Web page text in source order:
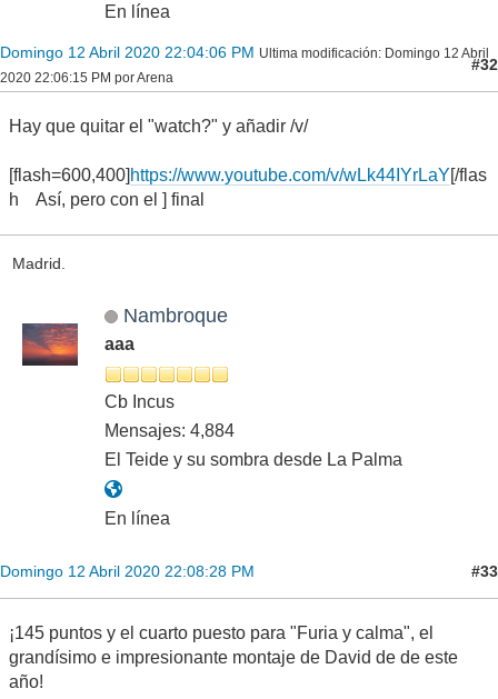
En línea
Domingo 12 Abril 2020 22:04:06 PM Ultima modificación: Domingo 12 Abril
2020 22:06:15 PM por Arena
#32
Hay que quitar el "watch?" y añadir /v/
[flash=600,400] https://www.youtube.com/v/wLk44IYrLaY[/flas
h Así, pero con el ] final
Madrid.
Nambroque
aaa
Cb Incus
Mensajes: 4,884
El Teide y su sombra desde La Palma
En línea
Domingo 12 Abril 2020 22:08:28 PM #33
¡145 puntos y el cuarto puesto para "Furia y calma", el
grandísimo e impresionante montaje de David de de este
año!